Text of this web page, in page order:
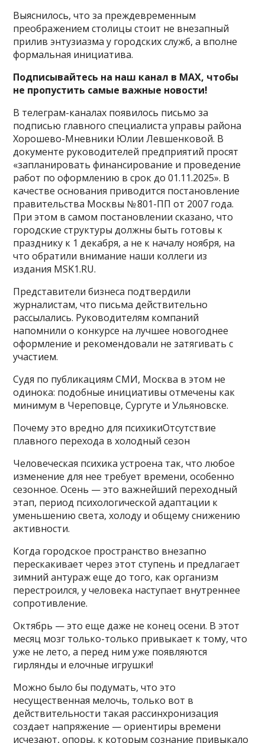
Выяснилось, что за преждевременным
преображением столицы стоит не внезапный
прилив энтузиазма у городских служб, а вполне
формальная инициатива.
Подписывайтесь на наш канал в MAX, чтобы
не пропустить самые важные новости!
В телеграм-каналах появилось письмо за
подписью главного специалиста управы района
Хорошево-Мневники Юлии Левшенковой. В
документе руководителей предприятий просят
«запланировать финансирование и проведение
работ по оформлению в срок до 01.11.2025». В
качестве основания приводится постановление
правительства Москвы № 801-ПП от 2007 года.
При этом в самом постановлении сказано, что
городские структуры должны быть готовы к
празднику к 1 декабря, а не к началу ноября, на
что обратили внимание наши коллеги из
издания MSK1.RU.
Представители бизнеса подтвердили
журналистам, что письма действительно
рассылались. Руководителям компаний
напомнили о конкурсе на лучшее новогоднее
оформление и рекомендовали не затягивать с
участием.
Судя по публикациям СМИ, Москва в этом не
одинока: подобные инициативы отмечены как
минимум в Череповце, Сургуте и Ульяновске.
Почему это вредно для психикиОтсутствие
плавного перехода в холодный сезон
Человеческая психика устроена так, что любое
изменение для нее требует времени, особенно
сезонное. Осень — это важнейший переходный
этап, период психологической адаптации к
уменьшению света, холоду и общему снижению
активности.
Когда городское пространство внезапно
перескакивает через этот ступень и предлагает
зимний антураж еще до того, как организм
перестроился, у человека наступает внутреннее
сопротивление.
Октябрь — это еще даже не конец осени. В этот
месяц мозг только-только привыкает к тому, что
уже не лето, а перед ним уже появляются
гирлянды и елочные игрушки!
Можно было бы подумать, что это
несущественная мелочь, только вот в
действительности такая рассинхронизация
создает напряжение — ориентиры времени
исчезают, опоры, к которым сознание привыкало